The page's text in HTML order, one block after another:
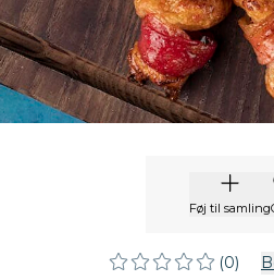
Føj til samling
(0)